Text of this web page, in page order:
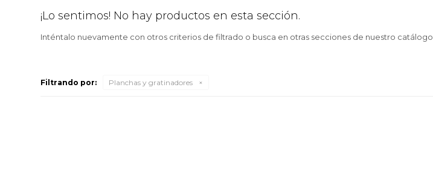
¡Lo sentimos! No hay productos en esta sección.
Inténtalo nuevamente con otros criterios de filtrado o busca en otras secciones de nuestro catálogo.
Filtrando por: Planchas y gratinadores